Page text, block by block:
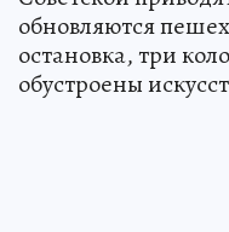
обновляются
остановка, три
обустроены